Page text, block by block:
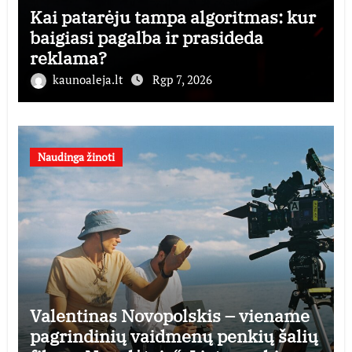
Kai patarėju tampa algoritmas: kur
baigiasi pagalba ir prasideda
reklama?
kaunoaleja.lt Rgp 7, 2026
Naudinga žinoti
Valentinas Novopolskis – viename
pagrindinių vaidmenų penkių šalių